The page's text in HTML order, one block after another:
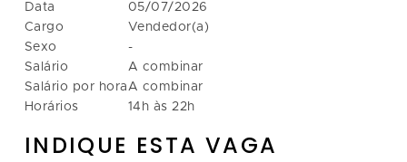
Data
Cargo
Sexo
Salário
Salário por hora
Horários
05/07/2026
Vendedor(a)
-
A combinar
A combinar
14h às 22h
INDIQUE ESTA VAGA